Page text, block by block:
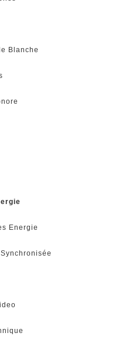
Blanche
Energie